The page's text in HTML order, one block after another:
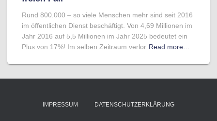
Rund 800.000 – so viele Menschen mehr sind seit 2016
im öffentlichen Dienst beschäftigt. Von 4,69 Millionen im
Jahr 2016 auf 5,5 Millionen im Jahr 2025 bedeutet ein
Plus von 17%! Im selben Zeitraum verlor Read more…
IMPRESSUM DATENSCHUTZERKLÄRUNG